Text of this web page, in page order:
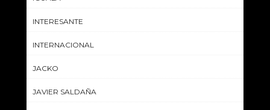
INTERESANTE
INTERNACIONAL
JACKO
JAVIER SALDAÑA